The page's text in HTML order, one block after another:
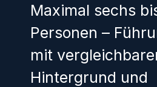
Maximal sechs
Personen –
mit
Hintergrund und